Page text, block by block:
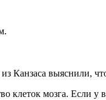
Канзаса выяснили,
мозга. Если у